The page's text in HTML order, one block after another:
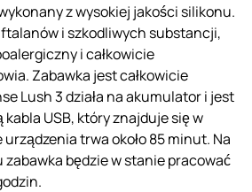
z wysokiej jakości silikonu.
i szkodliwych substancji,
i całkowicie
Zabawka jest całkowicie
Lush 3 działa na akumulator i jest
kabla USB, który znajduje się w
trwa około 85 minut. Na
zabawka będzie w stanie pracować